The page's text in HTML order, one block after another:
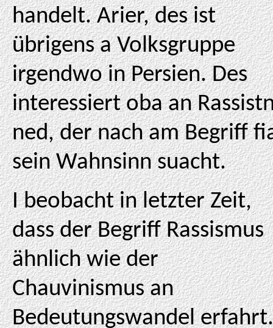
handelt. Arier, des ist
übrigens a Volksgruppe
irgendwo in Persien. Des
interessiert oba an
ned, der nach am Begriff
sein Wahnsinn suacht.
I beobacht in letzter Zeit,
dass der Begriff Rassismus
ähnlich wie der
Chauvinismus an
Bedeutungswandel erfahrt.